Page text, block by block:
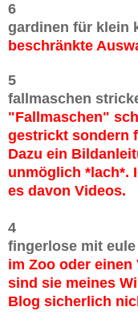
6
gardinen für klein
beschränkte
5
fallmaschen
"Fallmaschen"
gestrickt sondern
Dazu ein
unmöglich *lach*.
es davon Videos.
4
fingerlose mit
im Zoo oder
sind sie meines
Blog sicherlich